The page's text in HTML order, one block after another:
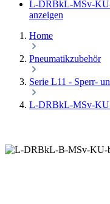
L-DRBkL-MSv-
anzeigen
Home
Pneumatikzubehör
Serie L11 - Sperr-
L-DRBkL-MSv-